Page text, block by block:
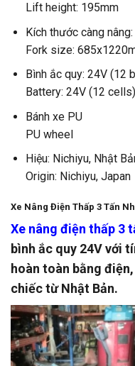
Lift height: 195mm
Kích thước càng
Fork size:
Bình ắc quy: 24V (12
Battery: 24V (12 cells)
Bánh xe PU
PU wheel
Hiệu: Nichiyu, Nhật
Origin: Nichiyu, Japan
Xe Nâng Điện Thấp 3 Tấn
Xe nâng điện thấp 3
bình ắc quy 24V với
hoàn toàn bằng
chiếc từ Nhật Bản.